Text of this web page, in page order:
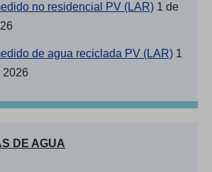
DE AGUA
no residencial PV (LAR) 1 de
de agua reciclada PV (LAR) 1
2026